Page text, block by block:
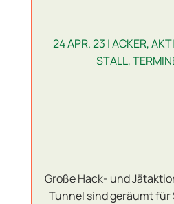
24 APR. 23 |ACKER,
STALL,
Große Hack- und
Tunnel sind geräumt für